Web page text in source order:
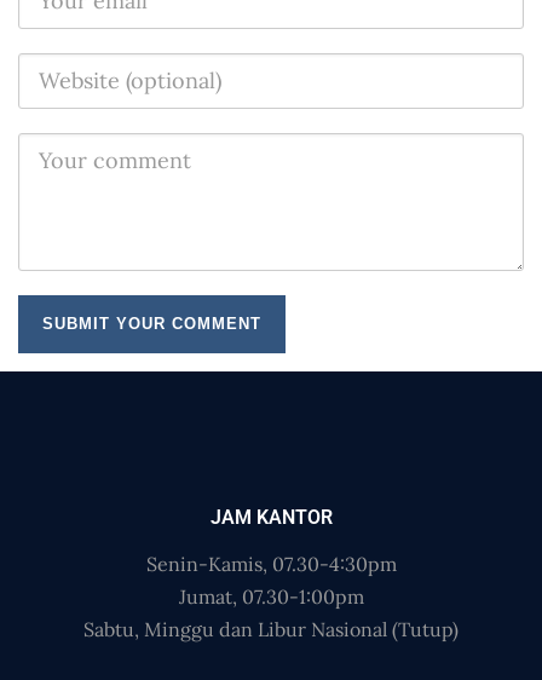
JAM KANTOR
Senin-Kamis, 07.30-4:30pm
Jumat, 07.30-1:00pm
Sabtu, Minggu dan Libur Nasional (Tutup)